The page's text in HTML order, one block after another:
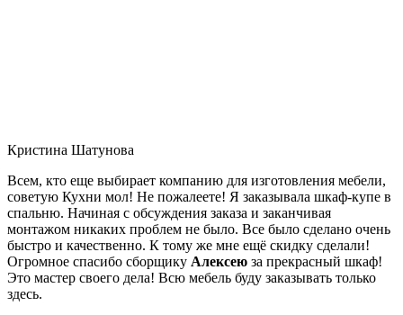
Кристина Шатунова
Всем, кто еще выбирает компанию для изготовления мебели,
советую Кухни мол! Не пожалеете! Я заказывала шкаф-купе в
спальню. Начиная с обсуждения заказа и заканчивая
монтажом никаких проблем не было. Все было сделано очень
быстро и качественно. К тому же мне ещё скидку сделали!
Огромное спасибо сборщику Алексею за прекрасный шкаф!
Это мастер своего дела! Всю мебель буду заказывать только
здесь.